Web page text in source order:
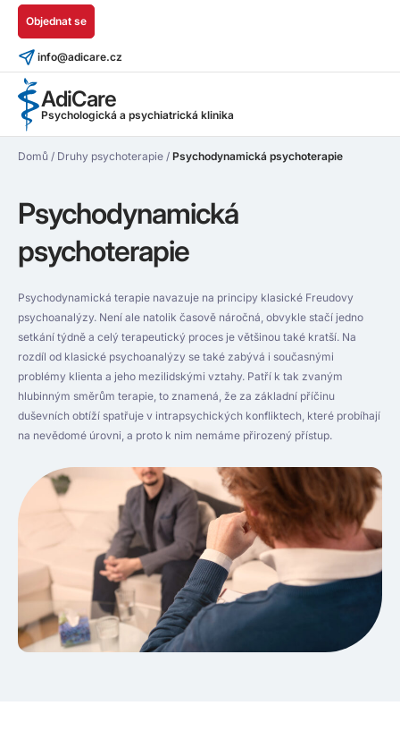
AdiCare
Psychologická a psychiatrická klinika
Objednat se
info@adicare.cz
Domů / Druhy psychoterapie / Psychodynamická psychoterapie
Psychodynamická
psychoterapie
Psychodynamická terapie navazuje na principy klasické Freudovy
psychoanalýzy. Není ale natolik časově náročná, obvykle stačí jedno
setkání týdně a celý terapeutický proces je většinou také kratší. Na
rozdíl od klasické psychoanalýzy se také zabývá i současnými
problémy klienta a jeho mezilidskými vztahy. Patří k tak zvaným
hlubinným směrům terapie, to znamená, že za základní příčinu
duševních obtíží spatřuje v intrapsychických konfliktech, které probíhají
na nevědomé úrovni, a proto k nim nemáme přirozený přístup.